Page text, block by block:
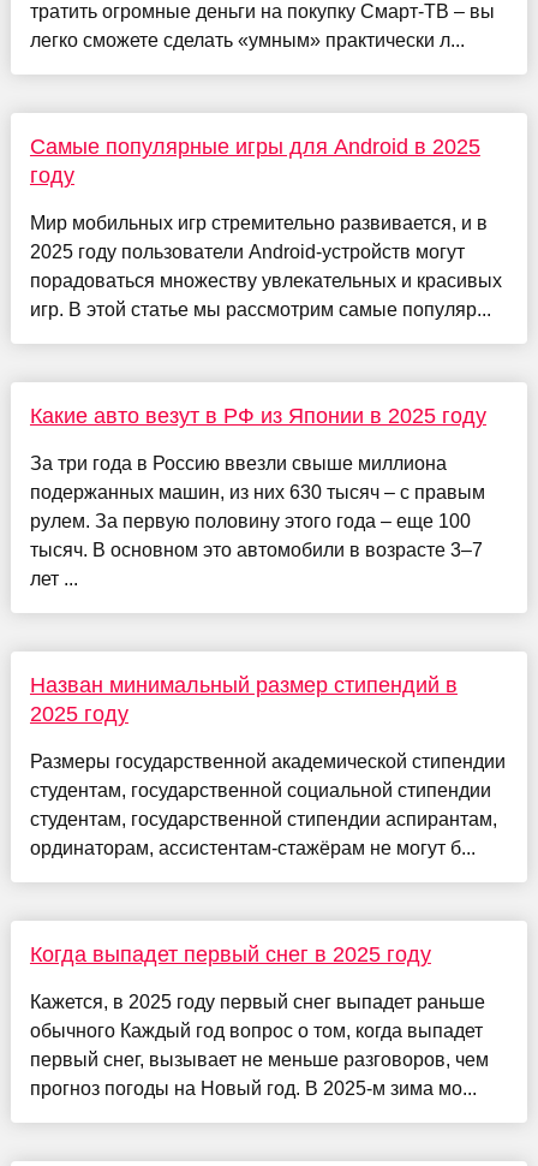
тратить огромные деньги на покупку Смарт-ТВ – вы
легко сможете сделать «умным» практически л...
Самые популярные игры для Android в 2025
году
Мир мобильных игр стремительно развивается, и в
2025 году пользователи Android-устройств могут
порадоваться множеству увлекательных и красивых
игр. В этой статье мы рассмотрим самые популяр...
Какие авто везут в РФ из Японии в 2025 году
За три года в Россию ввезли свыше миллиона
подержанных машин, из них 630 тысяч – с правым
рулем. За первую половину этого года – еще 100
тысяч. В основном это автомобили в возрасте 3–7
лет ...
Назван минимальный размер стипендий в
2025 году
Размеры государственной академической стипендии
студентам, государственной социальной стипендии
студентам, государственной стипендии аспирантам,
ординаторам, ассистентам-стажёрам не могут б...
Когда выпадет первый снег в 2025 году
Кажется, в 2025 году первый снег выпадет раньше
обычного Каждый год вопрос о том, когда выпадет
первый снег, вызывает не меньше разговоров, чем
прогноз погоды на Новый год. В 2025-м зима мо...